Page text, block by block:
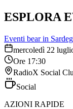
ESPLORA
Eventi bear in
mercoledì 22
Ore 17:30
RadioX Social
Social
AZIONI RAPIDE